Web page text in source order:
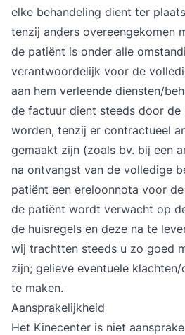
elke behandeling dient ter
tenzij anders overeengekomen
de patiënt is onder alle
verantwoordelijk voor de
aan hem verleende diensten/
de factuur dient steeds door
worden, tenzij er contractueel
gemaakt zijn (zoals bv. bij een
na ontvangst van de volledige
patiënt een ereloonnota voor
de patiënt wordt verwacht op
de huisregels en deze na te
wij trachtten steeds u zo goed
zijn; gelieve eventuele
te maken.
Aansprakelijkheid
Het Kinecenter is niet